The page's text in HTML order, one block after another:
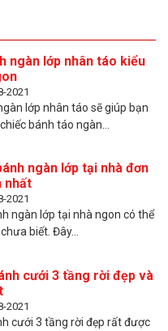
ngàn lớp nhân táo kiểu
2021
lớp nhân táo sẽ giúp bạn
bánh táo ngàn...
ngàn lớp tại nhà đơn
nhất
2021
ngàn lớp tại nhà ngon có thể
biết. Đây...
cưới 3 tầng rời đẹp và
2021
cưới 3 tầng rời đẹp rất được